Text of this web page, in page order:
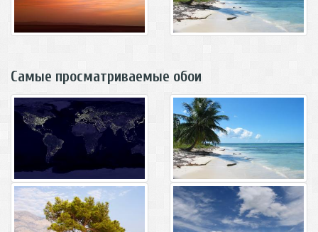
Самые просматриваемые обои